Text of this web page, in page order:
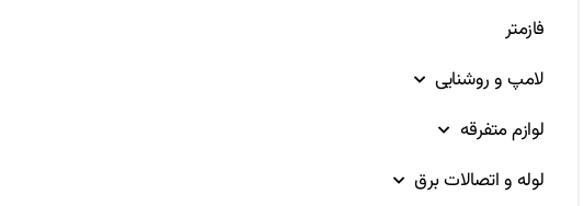
فازمتر
لامپ و روشنایی
لوازم متفرقه
لوله و اتصالات برق